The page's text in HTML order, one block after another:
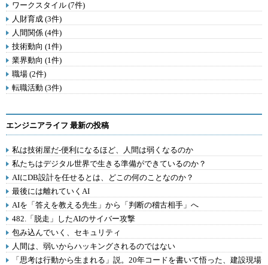
ワークスタイル (7件)
人財育成 (3件)
人間関係 (4件)
技術動向 (1件)
業界動向 (1件)
職場 (2件)
転職活動 (3件)
エンジニアライフ 最新の投稿
私は技術屋だ-便利になるほど、人間は弱くなるのか
私たちはデジタル世界で生きる準備ができているのか？
AIにDB設計を任せるとは、どこの何のことなのか？
最後には離れていくAI
AIを「答えを教える先生」から「判断の稽古相手」へ
482.「脱走」したAIのサイバー攻撃
包み込んでいく、セキュリティ
人間は、弱いからハッキングされるのではない
「思考は行動から生まれる」説。20年コードを書いて悟った、建設現場